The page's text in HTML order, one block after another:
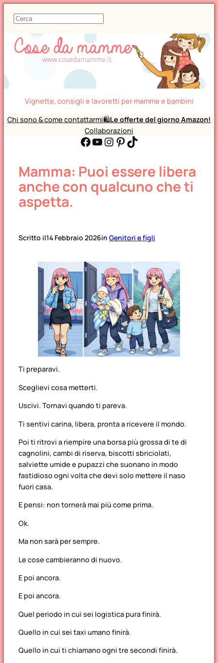
C
r
c
Vignette, consigli e lavoretti per mamme e bambini
Chi sono & come contattarmi🛍️Le offerte del giorno Amazon!
Collaborazioni
Facebook YouTube Instagram Pinterest TikTok
Mamma: Puoi essere libera
anche con qualcuno che ti
aspetta.
Scritto il14 Febbraio 2026in Genitori e figli
Ti preparavi.
Sceglievi cosa metterti.
Uscivi. Tornavi quando ti pareva.
Ti sentivi carina, libera, pronta a ricevere il mondo.
Poi ti ritrovi a riempire una borsa più grossa di te di
cagnolini, cambi di riserva, biscotti sbriciolati,
salviette umide e pupazzi che suonano in modo
fastidioso ogni volta che devi solo mettere il naso
fuori casa.
E pensi: non tornerà mai più come prima.
Ok.
Ma non sarà per sempre.
Le cose cambieranno di nuovo.
E poi ancora.
E poi ancora.
Quel periodo in cui sei logistica pura finirà.
Quello in cui sei taxi umano finirà.
Quello in cui ti chiamano ogni tre secondi finirà.